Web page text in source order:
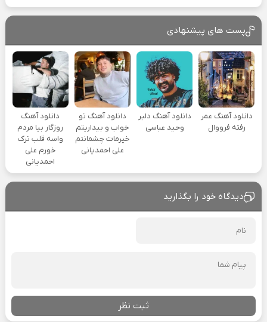
پست های پیشنهادی
دانلود آهنگ عمر
رفته فرووال
دانلود آهنگ دلبر
وحید عباسی
دانلود آهنگ تو
خواب و بیداریتم
خیرمات چشمانتم
علی احمدیانی
دانلود آهنگ
روزگار بیا مردم
واسه قلب ترک
خورم علی
احمدیانی
دیدگاه خود را بگذارید
ثبت نظر